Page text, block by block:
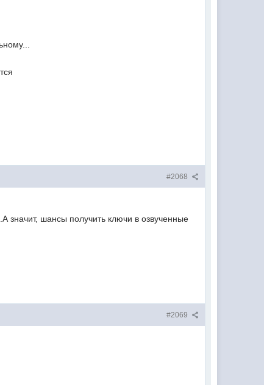
#2068
значит, шансы получить ключи в озвученные
#2069